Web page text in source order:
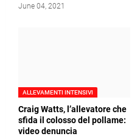
June 04, 2021
ALLEVAMENTI INTENSIVI
Craig Watts, l’allevatore che
sfida il colosso del pollame:
video denuncia